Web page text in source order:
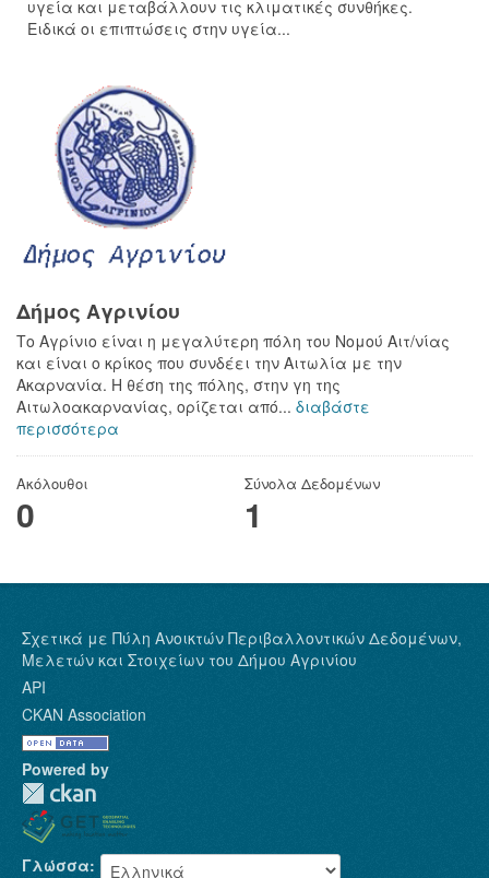
υγεία και μεταβάλλουν τις κλιματικές συνθήκες.
Ειδικά οι επιπτώσεις στην υγεία...
Δήμος Αγρινίου
Το Αγρίνιο είναι η μεγαλύτερη πόλη του Νομού Αιτ/νίας
και είναι ο κρίκος που συνδέει την Αιτωλία με την
Ακαρνανία. Η θέση της πόλης, στην γη της
Αιτωλοακαρνανίας, ορίζεται από... διαβάστε
περισσότερα
Ακόλουθοι
0
Σύνολα Δεδομένων
1
Σχετικά με Πύλη Ανοικτών Περιβαλλοντικών Δεδομένων,
Μελετών και Στοιχείων του Δήμου Αγρινίου
API
CKAN Association
Powered by
Γλώσσα